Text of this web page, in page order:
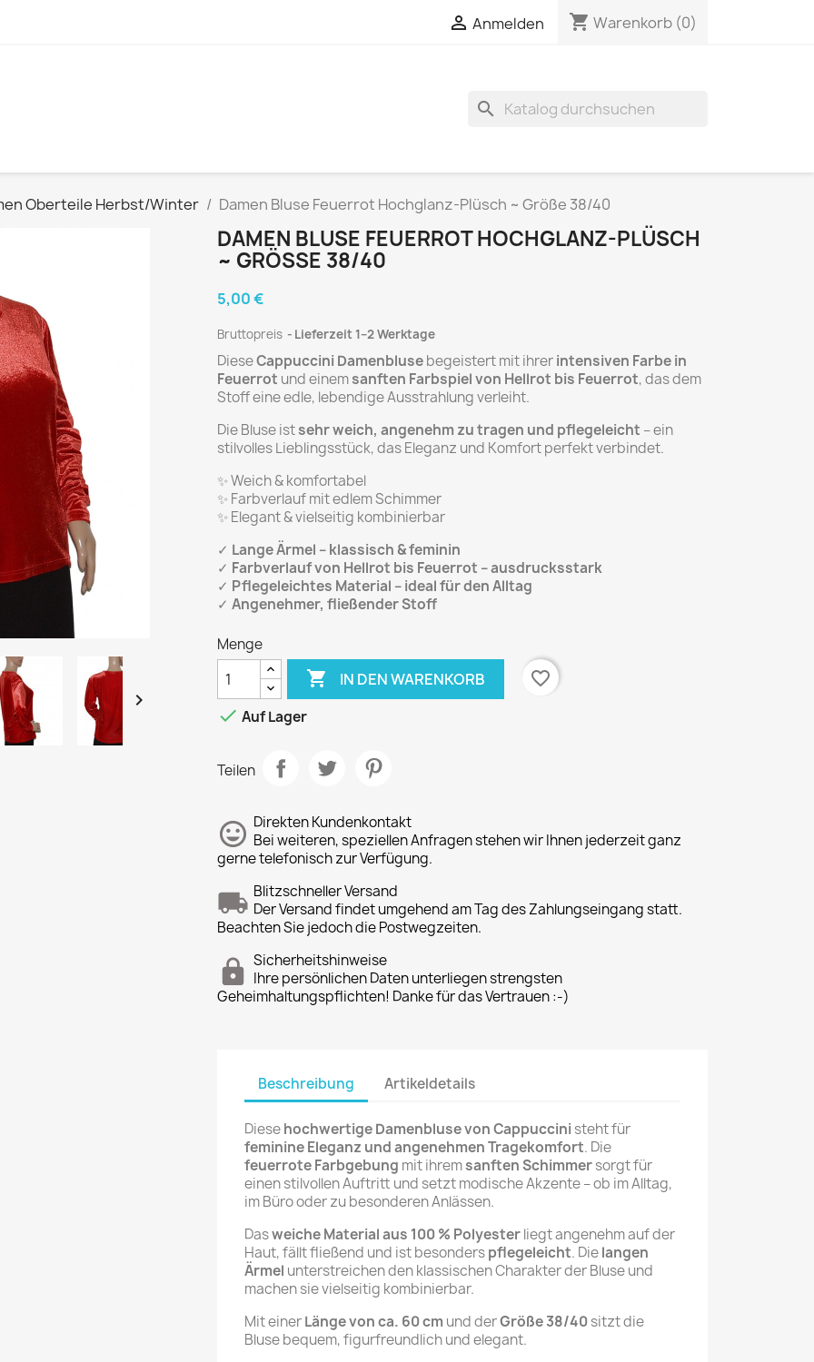
 Anmelden shopping_cart Warenkorb (0)
search
Oberteile Herbst/Winter Damen Bluse Feuerrot Hochglanz-Plüsch ~ Größe 38/40

DAMEN BLUSE FEUERROT HOCHGLANZ-PLÜSCH
~ GRÖSSE 38/40
5,00 €
Bruttopreis Lieferzeit 1–2 Werktage
DieseCappuccini Damenblusebegeistert mit ihrerintensiven Farbe in
Feuerrot und einemsanften Farbspiel von Hellrot bis Feuerrot, das dem
Stoff eine edle, lebendige Ausstrahlung verleiht.
Die Bluse istsehr weich, angenehm zu tragen und pflegeleicht – ein
stilvolles Lieblingsstück, das Eleganz und Komfort perfekt verbindet.
✨ Weich & komfortabel
✨ Farbverlauf mit edlem Schimmer
✨ Elegant & vielseitig kombinierbar
✓ Lange Ärmel – klassisch & feminin
✓ Farbverlauf von Hellrot bis Feuerrot – ausdrucksstark
✓ Pflegeleichtes Material – ideal für den Alltag
✓ Angenehmer, fließender Stoff
Menge
 IN DEN WARENKORB
favorite_border
 Auf Lager
Teilen
Direkten Kundenkontakt
Bei weiteren, speziellen Anfragen stehen wir Ihnen jederzeit ganz
gerne telefonisch zur Verfügung.
Blitzschneller Versand
Der Versand findet umgehend am Tag des Zahlungseingang statt.
Beachten Sie jedoch die Postwegzeiten.
Sicherheitshinweise
Ihre persönlichen Daten unterliegen strengsten
Geheimhaltungspflichten! Danke für das Vertrauen :-)
Beschreibung Artikeldetails
Diesehochwertige Damenbluse von Cappuccini steht für
feminine Eleganz und angenehmen Tragekomfort. Die
feuerrote Farbgebung mit ihremsanften Schimmersorgt für
einen stilvollen Auftritt und setzt modische Akzente – ob im Alltag,
im Büro oder zu besonderen Anlässen.
Dasweiche Material aus 100 % Polyesterliegt angenehm auf der
Haut, fällt fließend und ist besonderspflegeleicht. Dielangen
Ärmel unterstreichen den klassischen Charakter der Bluse und
machen sie vielseitig kombinierbar.
Mit einerLänge von ca. 60 cm und derGröße 38/40sitzt die
Bluse bequem, figurfreundlich und elegant.